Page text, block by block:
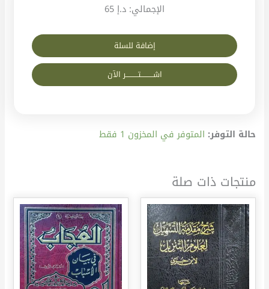
حالة التوفر: المتوفر في المخزون 1 فقط
إضافة للسلة
اشــــــــــتــــــــــر الآن
الإجمالي: د.إ 65
منتجات ذات صلة